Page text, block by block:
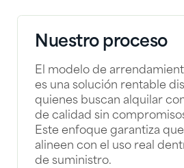
Nuestro proceso
El modelo de
es una solución rentable
quienes buscan alquilar
de calidad sin
Este enfoque garantiza
alineen con el uso real
de suministro.